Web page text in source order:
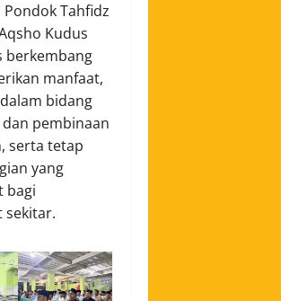
Tahfidz
Kudus
berkembang
manfaat,
bidang
pembinaan
serta tetap
yang
bagi
sekitar.